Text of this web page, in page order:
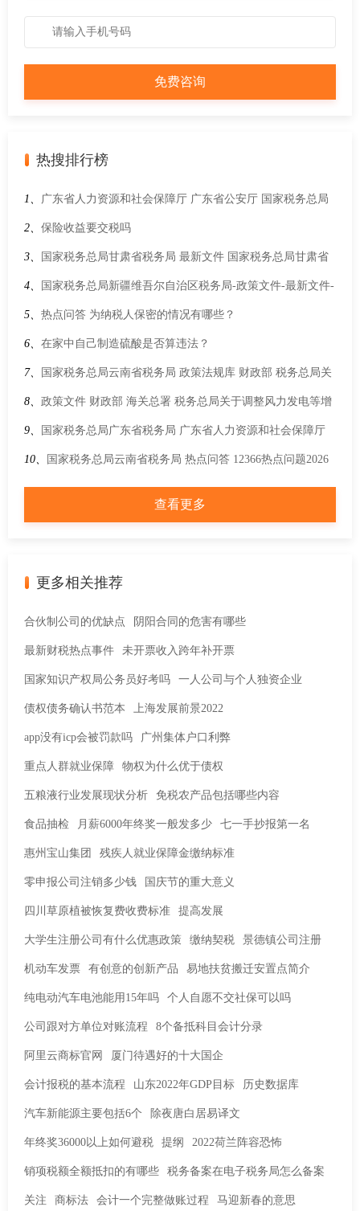
热搜排行榜
1、 广东省人力资源和社会保障厅 广东省公安厅 国家税务总局
广东省税务局关于印发《广东省查处侵害社会保险基金行为办
法》的通知
2、 保险收益要交税吗
3、 国家税务总局甘肃省税务局 最新文件 国家税务总局甘肃省
税务局办公室关于支持应对积石山县地震灾害有关税收征收管
理事项的通知
4、 国家税务总局新疆维吾尔自治区税务局-政策文件-最新文件-
市场监管总局等九部门关于推进高效办成个体工商户转型为企
业“一件事”加大培育帮扶力度的指导意见
5、 热点问答 为纳税人保密的情况有哪些？
6、 在家中自己制造硫酸是否算违法？
7、 国家税务总局云南省税务局 政策法规库 财政部 税务总局关
于离岸信托个人所得税有关事项的公告
8、 政策文件 财政部 海关总署 税务总局关于调整风力发电等增
值税政策的公告
9、 国家税务总局广东省税务局 广东省人力资源和社会保障厅
广东省医疗保障局关于延长2025年5月企业职工社会保险费缴款
期限有关事项的通告
10、 国家税务总局云南省税务局 热点问答 12366热点问题2026
年第3期（上半月）
查看更多
更多相关推荐
合伙制公司的优缺点 阴阳合同的危害有哪些
最新财税热点事件 未开票收入跨年补开票
国家知识产权局公务员好考吗 一人公司与个人独资企业
债权债务确认书范本 上海发展前景2022
app没有icp会被罚款吗 广州集体户口利弊
重点人群就业保障 物权为什么优于债权
五粮液行业发展现状分析 免税农产品包括哪些内容
食品抽检 月薪6000年终奖一般发多少 七一手抄报第一名
惠州宝山集团 残疾人就业保障金缴纳标准
零申报公司注销多少钱 国庆节的重大意义
四川草原植被恢复费收费标准 提高发展
大学生注册公司有什么优惠政策 缴纳契税 景德镇公司注册
机动车发票 有创意的创新产品 易地扶贫搬迁安置点简介
纯电动汽车电池能用15年吗 个人自愿不交社保可以吗
公司跟对方单位对账流程 8个备抵科目会计分录
阿里云商标官网 厦门待遇好的十大国企
会计报税的基本流程 山东2022年GDP目标 历史数据库
汽车新能源主要包括6个 除夜唐白居易译文
年终奖36000以上如何避税 提纲 2022荷兰阵容恐怖
销项税额全额抵扣的有哪些 税务备案在电子税务局怎么备案
关注 商标法 会计一个完整做账过程 马迎新春的意思